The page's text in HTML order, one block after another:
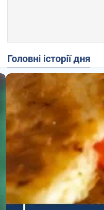
Головні історії дня